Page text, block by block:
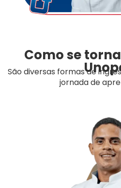
Como se
São diversas formas de
jornada de